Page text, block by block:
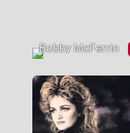
Bobby McFerrin